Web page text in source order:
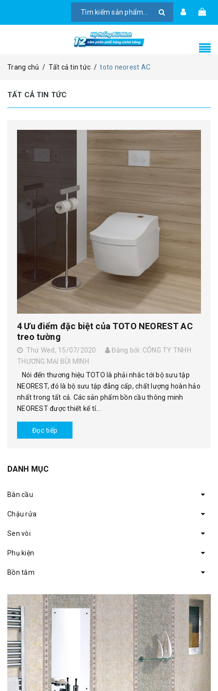
Trang chủ / Tất cả tin tức / toto neorest AC
TẤT CẢ TIN TỨC
4 Ưu điểm đặc biệt của TOTO NEOREST AC
treo tường
Thứ Wed, 15/07/2020
Đăng bởi: CÔNG TY TNHH
THƯƠNG MẠI BÙI MINH
Nói đến thương hiệu TOTO là phải nhắc tới bộ sưu tập
NEOREST, đó là bộ sưu tập đẳng cấp, chất lượng hoàn hảo
nhất trong tất cả. Các sản phẩm bồn cầu thông minh
NEOREST được thiết kế tỉ...
Đọc tiếp
DANH MỤC
Bàn cầu
Chậu rửa
Sen vòi
Phụ kiện
Bồn tắm